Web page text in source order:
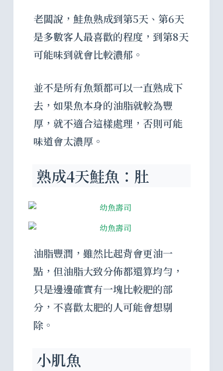
老闆說，鮭魚熟成到第5天、第6天
是多數客人最喜歡的程度，到第8天
可能味到就會比較濃郁。
並不是所有魚類都可以一直熟成下
去，如果魚本身的油脂就較為豐
厚，就不適合這樣處理，否則可能
味道會太濃厚。
熟成4天鮭魚：肚
油脂豐潤，雖然比起背會更油一
點，但油脂大致分佈都還算均勻，
只是邊邊確實有一塊比較肥的部
分，不喜歡太肥的人可能會想剔
除。
小肌魚